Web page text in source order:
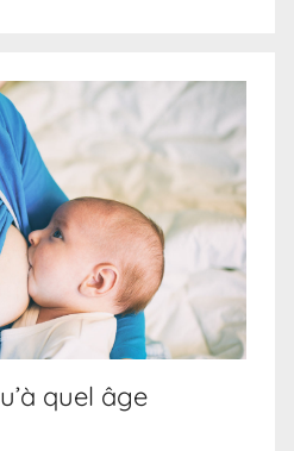
quel âge